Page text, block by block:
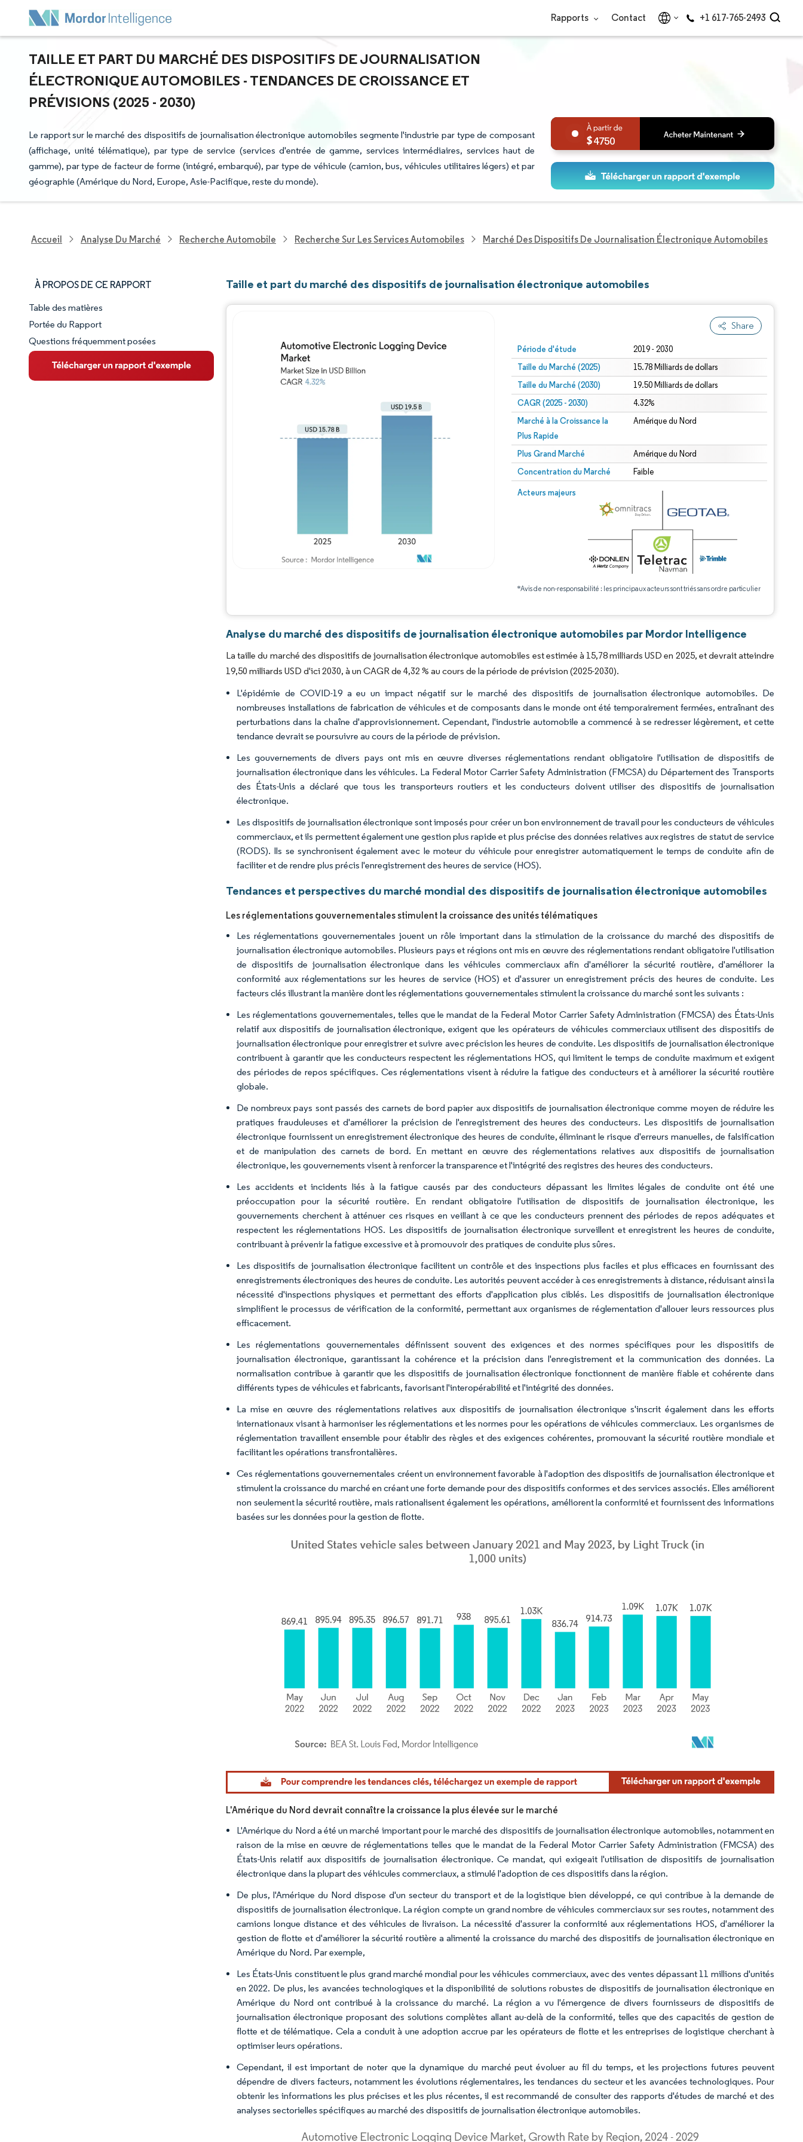
Rapports Contact +1 617-765-2493
TAILLE ET PART DU MARCHÉ DES DISPOSITIFS DE JOURNALISATION
ÉLECTRONIQUE AUTOMOBILES - TENDANCES DE CROISSANCE ET
PRÉVISIONS (2025 - 2030)
Le rapport sur le marché des dispositifs de journalisation électronique automobiles segmente l'industrie par type de composant
(affichage, unité télématique), par type de service (services d'entrée de gamme, services intermédiaires, services haut de
gamme), par type de facteur de forme (intégré, embarqué), par type de véhicule (camion, bus, véhicules utilitaires légers) et par
géographie (Amérique du Nord, Europe, Asie-Pacifique, reste du monde).
4750
Accueil Analyse Du Marché Recherche Automobile Recherche Sur Les Services Automobiles Marché Des Dispositifs De Journalisation Électronique Automobiles
À PROPOS DE CE RAPPORT
Aperçu du marché
VUE D’ENSEMBLE DU MARCHÉ
Principales tendances du marché
Table des matières
Portée du Rapport
Questions fréquemment posées
Taille et part du marché des dispositifs de journalisation électronique automobiles
Share
Période d'étude 2019 - 2030
Taille du Marché (2025) 15.78 Milliards de dollars
Taille du Marché (2030) 19.50 Milliards de dollars
CAGR (2025 - 2030) 4.32%
Marché à la Croissance la
Plus Rapide
Amérique du Nord
Plus Grand Marché Amérique du Nord
Concentration du Marché Faible
Acteurs majeurs
*Avis de non-responsabilité : les principaux acteurs sont triés sans ordre particulier
Analyse du marché des dispositifs de journalisation électronique automobiles par Mordor Intelligence
La taille du marché des dispositifs de journalisation électronique automobiles est estimée à 15,78 milliards USD en 2025, et devrait atteindre
19,50 milliards USD d'ici 2030, à un CAGR de 4,32 % au cours de la période de prévision (2025-2030).
L'épidémie de COVID-19 a eu un impact négatif sur le marché des dispositifs de journalisation électronique automobiles. De
nombreuses installations de fabrication de véhicules et de composants dans le monde ont été temporairement fermées, entraînant des
perturbations dans la chaîne d'approvisionnement. Cependant, l'industrie automobile a commencé à se redresser légèrement, et cette
tendance devrait se poursuivre au cours de la période de prévision.
Les gouvernements de divers pays ont mis en œuvre diverses réglementations rendant obligatoire l'utilisation de dispositifs de
journalisation électronique dans les véhicules. La Federal Motor Carrier Safety Administration (FMCSA) du Département des Transports
des États-Unis a déclaré que tous les transporteurs routiers et les conducteurs doivent utiliser des dispositifs de journalisation
électronique.
Les dispositifs de journalisation électronique sont imposés pour créer un bon environnement de travail pour les conducteurs de véhicules
commerciaux, et ils permettent également une gestion plus rapide et plus précise des données relatives aux registres de statut de service
(RODS). Ils se synchronisent également avec le moteur du véhicule pour enregistrer automatiquement le temps de conduite afin de
faciliter et de rendre plus précis l'enregistrement des heures de service (HOS).
Tendances et perspectives du marché mondial des dispositifs de journalisation électronique automobiles
Les réglementations gouvernementales stimulent la croissance des unités télématiques
Les réglementations gouvernementales jouent un rôle important dans la stimulation de la croissance du marché des dispositifs de
journalisation électronique automobiles. Plusieurs pays et régions ont mis en œuvre des réglementations rendant obligatoire l'utilisation
de dispositifs de journalisation électronique dans les véhicules commerciaux afin d'améliorer la sécurité routière, d'améliorer la
conformité aux réglementations sur les heures de service (HOS) et d'assurer un enregistrement précis des heures de conduite. Les
facteurs clés illustrant la manière dont les réglementations gouvernementales stimulent la croissance du marché sont les suivants :
Les réglementations gouvernementales, telles que le mandat de la Federal Motor Carrier Safety Administration (FMCSA) des États-Unis
relatif aux dispositifs de journalisation électronique, exigent que les opérateurs de véhicules commerciaux utilisent des dispositifs de
journalisation électronique pour enregistrer et suivre avec précision les heures de conduite. Les dispositifs de journalisation électronique
contribuent à garantir que les conducteurs respectent les réglementations HOS, qui limitent le temps de conduite maximum et exigent
des périodes de repos spécifiques. Ces réglementations visent à réduire la fatigue des conducteurs et à améliorer la sécurité routière
globale.
De nombreux pays sont passés des carnets de bord papier aux dispositifs de journalisation électronique comme moyen de réduire les
pratiques frauduleuses et d'améliorer la précision de l'enregistrement des heures des conducteurs. Les dispositifs de journalisation
électronique fournissent un enregistrement électronique des heures de conduite, éliminant le risque d'erreurs manuelles, de falsification
et de manipulation des carnets de bord. En mettant en œuvre des réglementations relatives aux dispositifs de journalisation
électronique, les gouvernements visent à renforcer la transparence et l'intégrité des registres des heures des conducteurs.
Les accidents et incidents liés à la fatigue causés par des conducteurs dépassant les limites légales de conduite ont été une
préoccupation pour la sécurité routière. En rendant obligatoire l'utilisation de dispositifs de journalisation électronique, les
gouvernements cherchent à atténuer ces risques en veillant à ce que les conducteurs prennent des périodes de repos adéquates et
respectent les réglementations HOS. Les dispositifs de journalisation électronique surveillent et enregistrent les heures de conduite,
contribuant à prévenir la fatigue excessive et à promouvoir des pratiques de conduite plus sûres.
Les dispositifs de journalisation électronique facilitent un contrôle et des inspections plus faciles et plus efficaces en fournissant des
enregistrements électroniques des heures de conduite. Les autorités peuvent accéder à ces enregistrements à distance, réduisant ainsi la
nécessité d'inspections physiques et permettant des efforts d'application plus ciblés. Les dispositifs de journalisation électronique
simplifient le processus de vérification de la conformité, permettant aux organismes de réglementation d'allouer leurs ressources plus
efficacement.
Les réglementations gouvernementales définissent souvent des exigences et des normes spécifiques pour les dispositifs de
journalisation électronique, garantissant la cohérence et la précision dans l'enregistrement et la communication des données. La
normalisation contribue à garantir que les dispositifs de journalisation électronique fonctionnent de manière fiable et cohérente dans
différents types de véhicules et fabricants, favorisant l'interopérabilité et l'intégrité des données.
La mise en œuvre des réglementations relatives aux dispositifs de journalisation électronique s'inscrit également dans les efforts
internationaux visant à harmoniser les réglementations et les normes pour les opérations de véhicules commerciaux. Les organismes de
réglementation travaillent ensemble pour établir des règles et des exigences cohérentes, promouvant la sécurité routière mondiale et
facilitant les opérations transfrontalières.
Ces réglementations gouvernementales créent un environnement favorable à l'adoption des dispositifs de journalisation électronique et
stimulent la croissance du marché en créant une forte demande pour des dispositifs conformes et des services associés. Elles améliorent
non seulement la sécurité routière, mais rationalisent également les opérations, améliorent la conformité et fournissent des informations
basées sur les données pour la gestion de flotte.
Image © Mordor Intelligence. La réutilisation nécessite une attribution sous CC BY 4.0.
L'Amérique du Nord devrait connaître la croissance la plus élevée sur le marché
L'Amérique du Nord a été un marché important pour le marché des dispositifs de journalisation électronique automobiles, notamment en
raison de la mise en œuvre de réglementations telles que le mandat de la Federal Motor Carrier Safety Administration (FMCSA) des
États-Unis relatif aux dispositifs de journalisation électronique. Ce mandat, qui exigeait l'utilisation de dispositifs de journalisation
électronique dans la plupart des véhicules commerciaux, a stimulé l'adoption de ces dispositifs dans la région.
De plus, l'Amérique du Nord dispose d'un secteur du transport et de la logistique bien développé, ce qui contribue à la demande de
dispositifs de journalisation électronique. La région compte un grand nombre de véhicules commerciaux sur ses routes, notamment des
camions longue distance et des véhicules de livraison. La nécessité d'assurer la conformité aux réglementations HOS, d'améliorer la
gestion de flotte et d'améliorer la sécurité routière a alimenté la croissance du marché des dispositifs de journalisation électronique en
Amérique du Nord. Par exemple,
Les États-Unis constituent le plus grand marché mondial pour les véhicules commerciaux, avec des ventes dépassant 11 millions d'unités
en 2022. De plus, les avancées technologiques et la disponibilité de solutions robustes de dispositifs de journalisation électronique en
Amérique du Nord ont contribué à la croissance du marché. La région a vu l'émergence de divers fournisseurs de dispositifs de
journalisation électronique proposant des solutions complètes allant au-delà de la conformité, telles que des capacités de gestion de
flotte et de télématique. Cela a conduit à une adoption accrue par les opérateurs de flotte et les entreprises de logistique cherchant à
optimiser leurs opérations.
Cependant, il est important de noter que la dynamique du marché peut évoluer au fil du temps, et les projections futures peuvent
dépendre de divers facteurs, notamment les évolutions réglementaires, les tendances du secteur et les avancées technologiques. Pour
obtenir les informations les plus précises et les plus récentes, il est recommandé de consulter des rapports d'études de marché et des
analyses sectorielles spécifiques au marché des dispositifs de journalisation électronique automobiles.